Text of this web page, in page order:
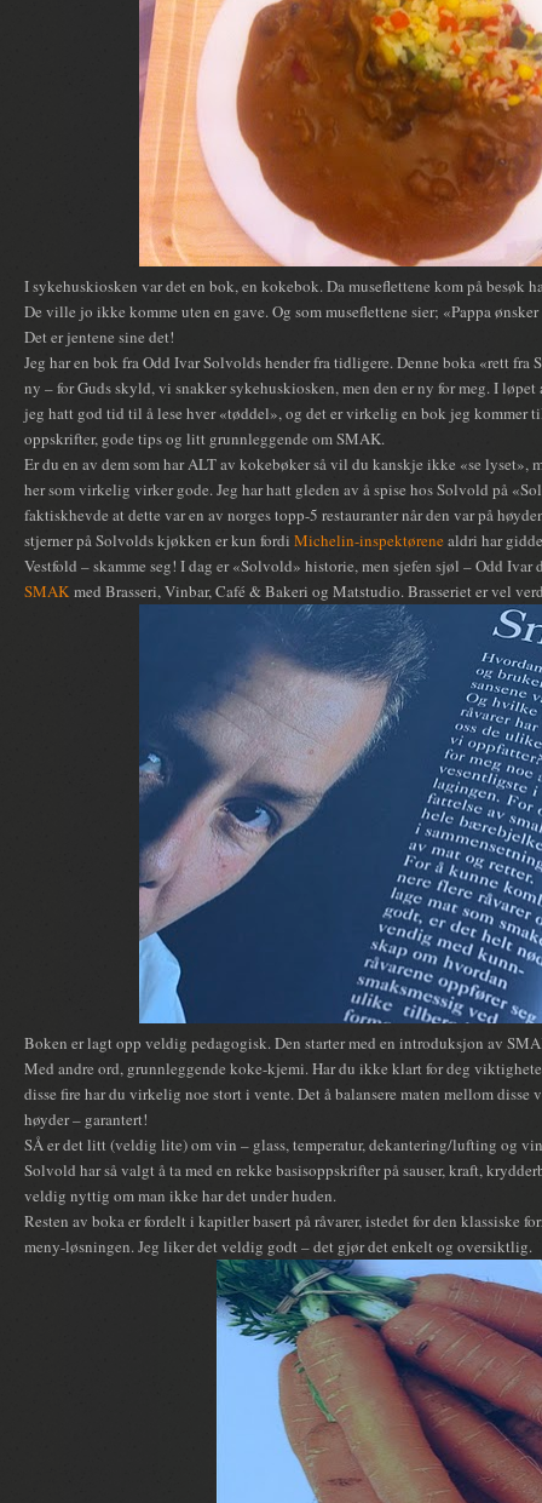
I sykehuskiosken var det en bok, en kokebok. Da museflettene kom på besøk
De ville jo ikke komme uten en gave. Og som museflettene sier; «Pappa
Det er jentene sine det!
Jeg har en bok fra Odd Ivar Solvolds hender fra tidligere. Denne boka «rett fra
ny – for Guds skyld, vi snakker sykehuskiosken, men den er ny for meg. I løpet
jeg hatt god tid til å lese hver «tøddel», og det er virkelig en bok jeg kommer
oppskrifter, gode tips og litt grunnleggende om SMAK.
Er du en av dem som har ALT av kokebøker så vil du kanskje ikke «se lyset»,
her som virkelig virker gode. Jeg har hatt gleden av å spise hos Solvold på
faktiskhevde at dette var en av norges topp-5 restauranter når den var på
stjerner på Solvolds kjøkken er kun fordi Michelin-inspektørene aldri har
Vestfold – skamme seg! I dag er «Solvold» historie, men sjefen sjøl – Odd Ivar
SMAK med Brasseri, Vinbar, Café & Bakeri og Matstudio. Brasseriet er vel
Boken er lagt opp veldig pedagogisk. Den starter med en introduksjon av
Med andre ord, grunnleggende koke-kjemi. Har du ikke klart for deg
disse fire har du virkelig noe stort i vente. Det å balansere maten mellom
høyder – garantert!
SÅ er det litt (veldig lite) om vin – glass, temperatur, dekantering/lufting og
Solvold har så valgt å ta med en rekke basisoppskrifter på sauser, kraft,
veldig nyttig om man ikke har det under huden.
Resten av boka er fordelt i kapitler basert på råvarer, istedet for den klassiske
meny-løsningen. Jeg liker det veldig godt – det gjør det enkelt og oversiktlig.